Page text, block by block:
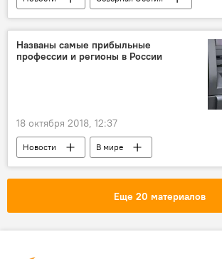
Происшествия
Названы самые прибыльные
профессии и регионы в России
18 октября 2018, 12:37
Новости В мире
Еще 20 материалов